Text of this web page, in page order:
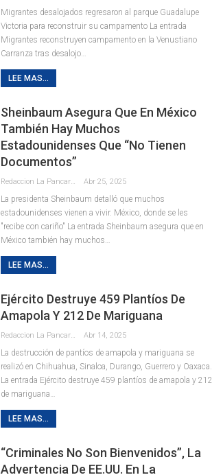
Migrantes desalojados regresaron al parque Guadalupe
Victoria para reconstruir su campamento La entrada
Migrantes reconstruyen campamento en la Venustiano
Carranza tras desalojo…
LEE MAS...
Sheinbaum Asegura Que En México
También Hay Muchos
Estadounidenses Que “no Tienen
Documentos”
Abr 25, 2025
La presidenta Sheinbaum detalló que muchos
estadounidenses vienen a vivir. México, donde se les
"recibe con cariño" La entrada Sheinbaum asegura que en
México también hay muchos…
LEE MAS...
Ejército Destruye 459 Plantíos De
Amapola Y 212 De Mariguana
Abr 14, 2025
La destrucción de pantíos de amapola y mariguana se
realizó en Chihuahua, Sinaloa, Durango, Guerrero y Oaxaca.
La entrada Ejército destruye 459 plantíos de amapola y 212
de mariguana…
LEE MAS...
“Criminales No Son Bienvenidos”, La
Advertencia De EE.UU. En La